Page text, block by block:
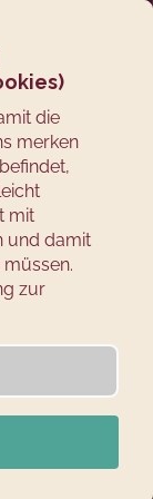
die
merken
mit
und damit
zur